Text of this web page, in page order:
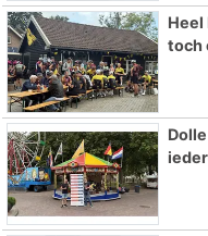
Heel
toch